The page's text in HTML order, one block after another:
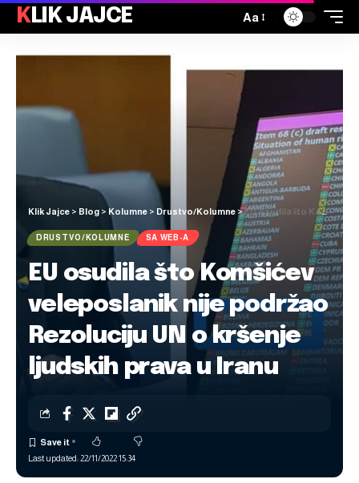
KLIK JAJCE Aa
Klik Jajce > Blog > Kolumne > Drustvo/Kolumne >EU osudila što Komšićev veleposlanik nije podržao Rezoluciju UN o kršenje ljudskih prava u Iranu
DRUSTVO/KOLUMNE SA WEB-A
EU osudila što Komšićev
veleposlanik nije podržao
Rezoluciju UN o kršenje
ljudskih prava u Iranu
Last updated: 22/11/2022 15:34